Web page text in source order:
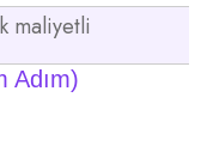
maliyetli
Adım)